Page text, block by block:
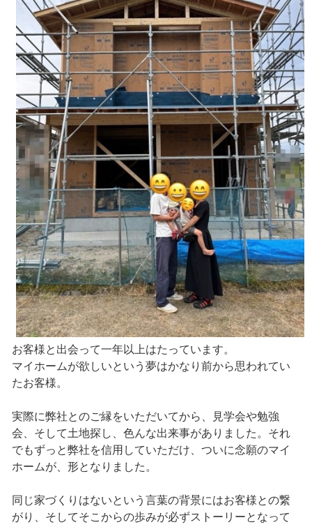
お客様と出会って一年以上はたっています。
マイホームが欲しいという夢はかなり前から思われてい
たお客様。
実際に弊社とのご縁をいただいてから、見学会や勉強
会、そして土地探し、色んな出来事がありました。それ
でもずっと弊社を信用していただけ、ついに念願のマイ
ホームが、形となりました。
同じ家づくりはないという言葉の背景にはお客様との繋
がり、そしてそこからの歩みが必ずストーリーとなって